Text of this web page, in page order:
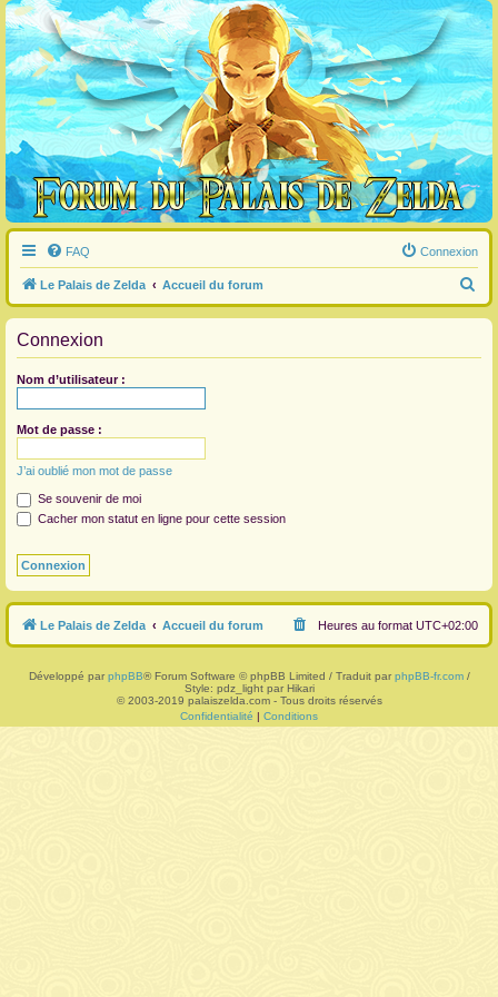
FAQ Connexion
Le Palais de Zelda Accueil du forum
e
Connexion
Nom d’utilisateur :
Mot de passe :
J’ai oublié mon mot de passe
Se souvenir de moi
Cacher mon statut en ligne pour cette session
Le Palais de Zelda Accueil du forum Heures au format UTC+02:00
Développé par phpBB® Forum Software © phpBB Limited / Traduit par phpBB-fr.com/
Style: pdz_light par Hikari
© 2003-2019 palaiszelda.com - Tous droits réservés
Confidentialité | Conditions